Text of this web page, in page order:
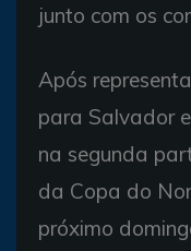
junto com os
Após
para Salvador
na segunda
da Copa do
próximo